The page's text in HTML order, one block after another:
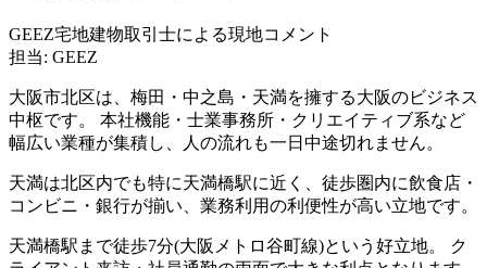
GEEZ宅地建物取引士による現地コメント
担当: GEEZ
大阪市北区は、梅田・中之島・天満を擁する大阪のビジネス
中枢です。 本社機能・士業事務所・クリエイティブ系など
幅広い業種が集積し、人の流れも一日中途切れません。
天満は北区内でも特に天満橋駅に近く、徒歩圏内に飲食店・
コンビニ・銀行が揃い、業務利用の利便性が高い立地です。
天満橋駅まで徒歩7分(大阪メトロ谷町線)という好立地。 ク